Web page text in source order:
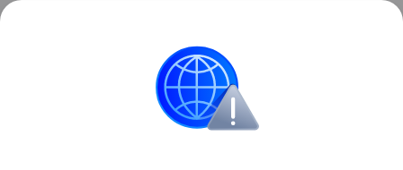
стороной губки и содой. Теперь плита выглядит
опрятно даже после самых «бурных» блюд.